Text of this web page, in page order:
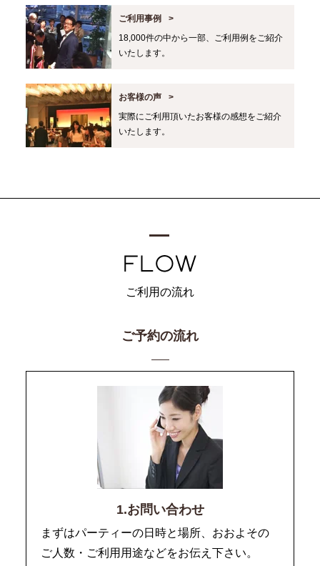
ご利用事例
18,000件の中から一部、ご利用例をご紹介
いたします。
お客様の声
実際にご利用頂いたお客様の感想をご紹介
いたします。
ご利用の流れ
ご予約の流れ
1.お問い合わせ
まずはパーティーの日時と場所、おおよその
ご人数・ご利用用途などをお伝え下さい。